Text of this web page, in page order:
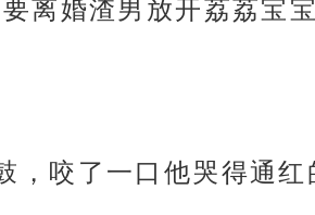
要离婚渣男放开荔荔宝
咬了一口他哭得通